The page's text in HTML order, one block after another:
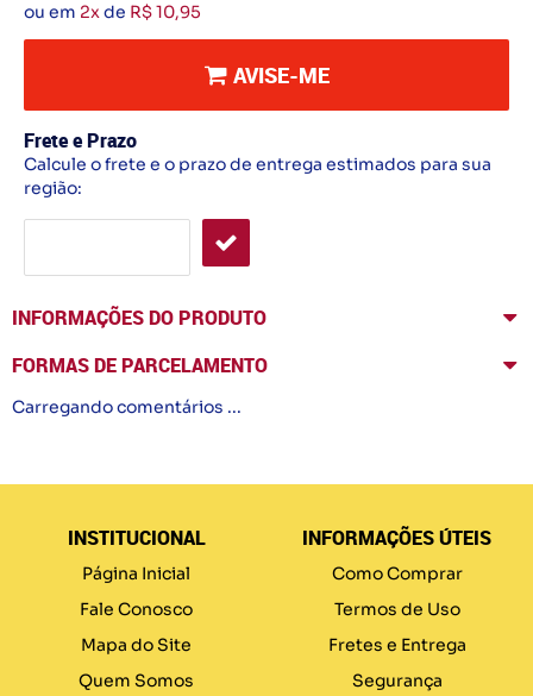
ou em 2xde R$ 10,95
AVISE-ME
Frete e Prazo
Calcule o frete e o prazo de entrega estimados para sua
região:
INFORMAÇÕES DO PRODUTO
FORMAS DE PARCELAMENTO
Carregando comentários ...
INSTITUCIONAL
Página Inicial
Fale Conosco
Mapa do Site
Quem Somos
INFORMAÇÕES ÚTEIS
Como Comprar
Termos de Uso
Fretes e Entrega
Segurança